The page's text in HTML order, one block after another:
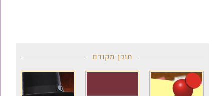
תוכן מקודם